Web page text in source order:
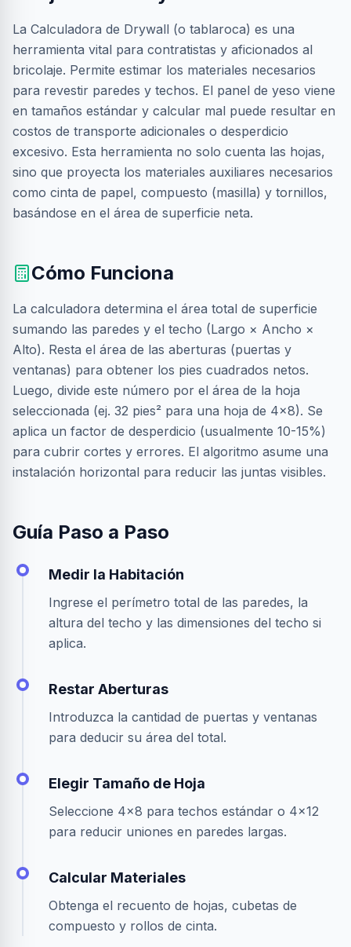
La Calculadora de Drywall (o tablaroca) es una
herramienta vital para contratistas y aficionados al
bricolaje. Permite estimar los materiales necesarios
para revestir paredes y techos. El panel de yeso viene
en tamaños estándar y calcular mal puede resultar en
costos de transporte adicionales o desperdicio
excesivo. Esta herramienta no solo cuenta las hojas,
sino que proyecta los materiales auxiliares necesarios
como cinta de papel, compuesto (masilla) y tornillos,
basándose en el área de superficie neta.
Cómo Funciona
La calculadora determina el área total de superficie
sumando las paredes y el techo (Largo × Ancho ×
Alto). Resta el área de las aberturas (puertas y
ventanas) para obtener los pies cuadrados netos.
Luego, divide este número por el área de la hoja
seleccionada (ej. 32 pies² para una hoja de 4x8). Se
aplica un factor de desperdicio (usualmente 10-15%)
para cubrir cortes y errores. El algoritmo asume una
instalación horizontal para reducir las juntas visibles.
Guía Paso a Paso
Medir la Habitación
Ingrese el perímetro total de las paredes, la
altura del techo y las dimensiones del techo si
aplica.
Restar Aberturas
Introduzca la cantidad de puertas y ventanas
para deducir su área del total.
Elegir Tamaño de Hoja
Seleccione 4x8 para techos estándar o 4x12
para reducir uniones en paredes largas.
Calcular Materiales
Obtenga el recuento de hojas, cubetas de
compuesto y rollos de cinta.